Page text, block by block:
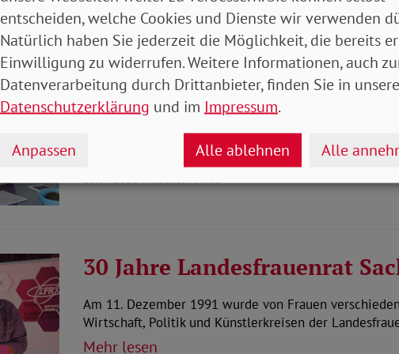
SoVD: Neues Bürgergeld ist
2023 kommt die neue Grundsicherung. Der SoVD
502 Euro sieht er jedoch als nicht ausreichend an.
13.09.2022Aktuelles Armut
30 Jahre Landesfrauenrat
Am 11. Dezember 1991 wurde von Frauen
Wirtschaft, Politik und Künstlerkreisen der
Mehr lesen
entscheiden, welche Cookies und Dienste wir verwenden
Natürlich haben Sie jederzeit die Möglichkeit, die bereits
Einwilligung zu widerrufen. Weitere Informationen, auch
Datenverarbeitung durch Drittanbieter, finden Sie in
Datenschutzerklärung und im Impressum.
Anpassen Alle ablehnen Alle